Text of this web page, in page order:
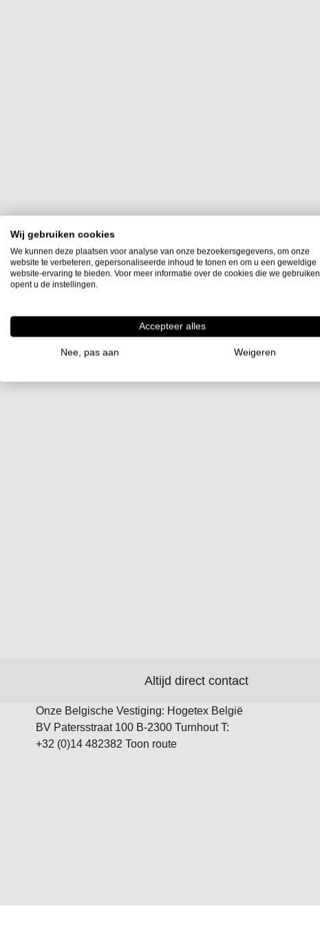
Altijd direct contact
Onze Belgische Vestiging: Hogetex België
BV Patersstraat 100 B-2300 Turnhout T:
+32 (0)14 482382 Toon route
Wij gebruiken cookies
We kunnen deze plaatsen voor analyse van onze bezoekersgegevens, om onze
website te verbeteren, gepersonaliseerde inhoud te tonen en om u een geweldige
website-ervaring te bieden. Voor meer informatie over de cookies die we gebruiken
opent u de instellingen.
Accepteer alles
Nee, pas aan Weigeren